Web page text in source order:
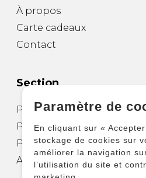
À propos
Carte cadeaux
Contact
Section
Partitions pour guitare
Partitions pour autres
Partitions pour
Autres produits
Paramètre de
En cliquant sur «
stockage de cookies sur
améliorer la navigation
l’utilisation du site et